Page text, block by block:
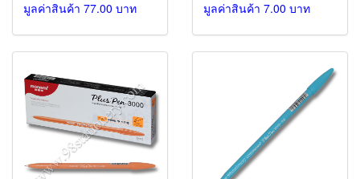
มูลค่าสินค้า 77.00 บาท มูลค่าสินค้า 7.00 บาท